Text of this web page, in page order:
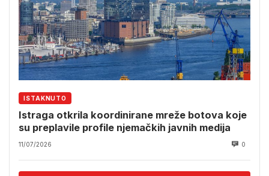
ISTAKNUTO
Istraga otkrila koordinirane mreže botova koje
su preplavile profile njemačkih javnih medija
11/07/2026 0